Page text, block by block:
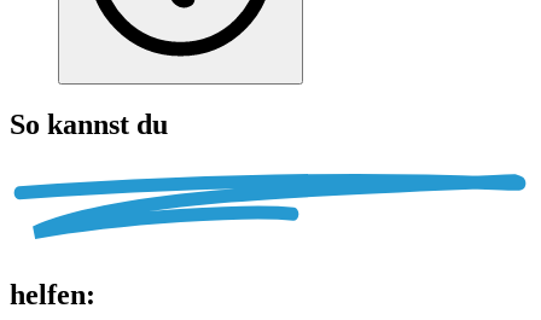
So kannst du
helfen: